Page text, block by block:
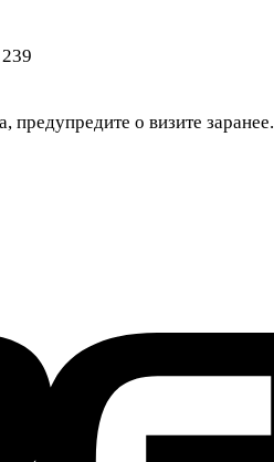
о визите заранее.